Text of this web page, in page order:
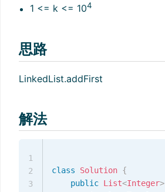
1 <= k <= 104
思路
LinkedList.addFirst
解法
class Solution {
public List<Integer>
1
2
3